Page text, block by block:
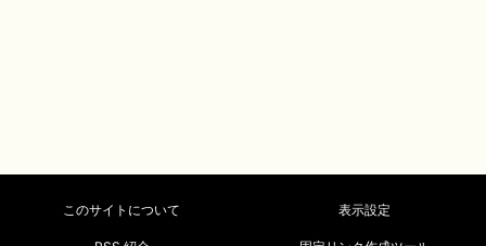
このサイトについて 表示設定